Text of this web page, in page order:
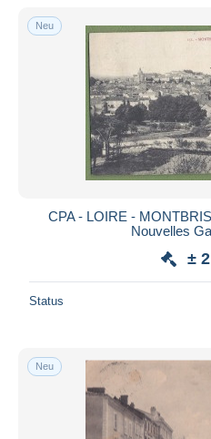
Neu
CPA - LOIRE -
Nouvelles
±
Status
Neu